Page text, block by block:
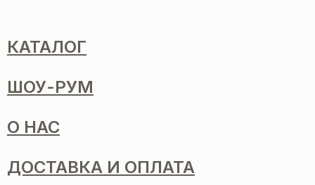
КАТАЛОГ
ШОУ-РУМ
О НАС
ДОСТАВКА И ОПЛАТА